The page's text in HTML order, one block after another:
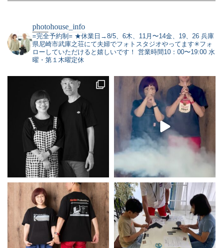
photohouse_info
=完全予約制= ★休業日→8/5、6木、11月〜14金、19、26 兵庫
県尼崎市武庫之荘にて夫婦でフォトスタジオやってます✳︎フォ
ローしていただけると嬉しいです！ 営業時間10：00〜19:00 水
曜・第１木曜定休